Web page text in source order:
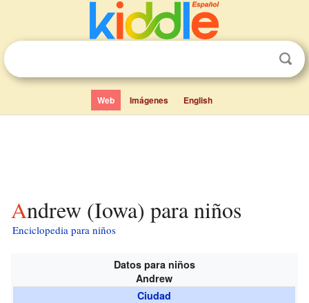
Web Imágenes English
Andrew (Iowa) para niños
Enciclopedia para niños
Datos para niños
Andrew
Ciudad